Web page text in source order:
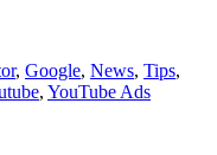
, Google, News, Tips,
, YouTube Ads